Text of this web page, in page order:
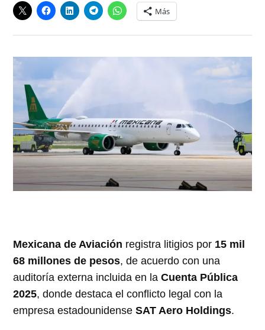
Más
Mexicana de Aviación registra litigios por 15 mil
68 millones de pesos, de acuerdo con una
auditoría externa incluida en laCuenta Pública
2025, donde destaca el conflicto legal con la
empresa estadounidenseSAT Aero Holdings.